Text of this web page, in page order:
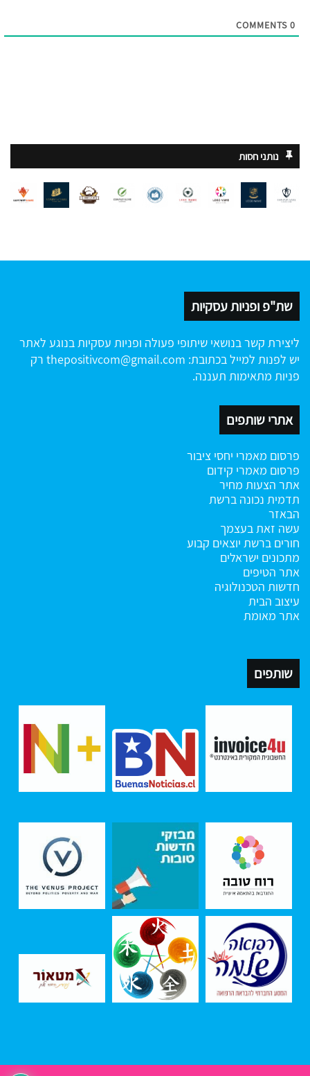
0
נותני חסות
שת"פ ופניות עסקיות
ליצירת קשר בנושאי שיתופי פעולה ופניות עסקיות בנוגע לאתר
יש לפנות למייל בכתובת: thepositivcom@gmail.com רק
פניות מתאימות תעננה.
אתרי שותפים
פרסום מאמרי יחסי ציבור
פרסום מאמרי קידום
אתר הצעות מחיר
תדמית נכונה ברשת
הבאזר
עשה זאת בעצמך
חורים ברשת יוצאים קבוע
מתכונים ישראלים
אתר הטיפים
חדשות הטכנולוגיה
עיצוב הבית
אתר מאומת
שותפים